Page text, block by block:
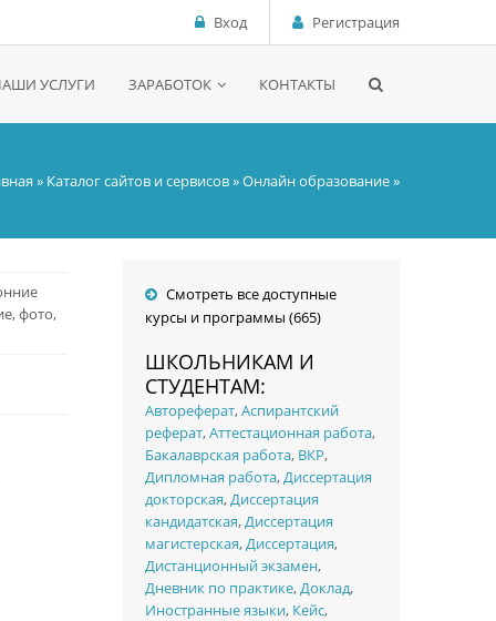
Вход Регистрация
УСЛУГИ ЗАРАБОТОК КОНТАКТЫ
» Каталог сайтов и сервисов»Онлайн образование»
фото,
Смотреть все доступные
курсы и программы (665)
ШКОЛЬНИКАМ И
СТУДЕНТАМ:
Автореферат,Аспирантский
реферат,Аттестационная работа,
Бакалаврская работа, ВКР,
Дипломная работа,Диссертация
докторская,Диссертация
кандидатская,Диссертация
магистерская,Диссертация,
Дистанционный экзамен,
Дневник по практике,Доклад,
Иностранные языки, Кейс,